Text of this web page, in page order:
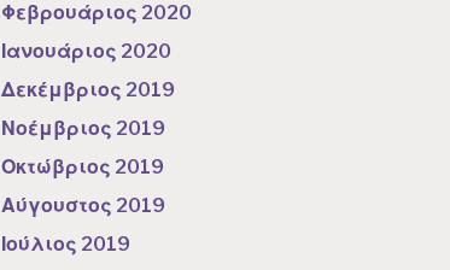
Φεβρουάριος 2020
Ιανουάριος 2020
Δεκέμβριος 2019
Νοέμβριος 2019
Οκτώβριος 2019
Αύγουστος 2019
Ιούλιος 2019